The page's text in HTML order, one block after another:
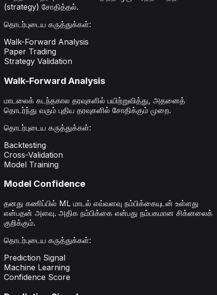
(strategy) சோதித்தல்.
தொடர்புடைய கருத்துக்கள்:
Walk-Forward Analysis
Paper Trading
Strategy Validation
Walk-Forward Analysis
மாடலைக் கடந்தகால தரவுகளில் பயிற்றுவித்து, அதனைத்
தொடர்ந்து வரும் புதிய தரவுகளில் சோதிக்கும் முறை.
தொடர்புடைய கருத்துக்கள்:
Backtesting
Cross-Validation
Model Training
Model Confidence
தனது கணிப்பில் ML மாடல் எவ்வளவு நம்பிக்கையுடன் உள்ளது
என்பதன் அளவு. அதிக நம்பிக்கை என்பது நம்பகமான சிக்னலைக்
குறிக்கும்.
தொடர்புடைய கருத்துக்கள்:
Prediction Signal
Machine Learning
Confidence Score